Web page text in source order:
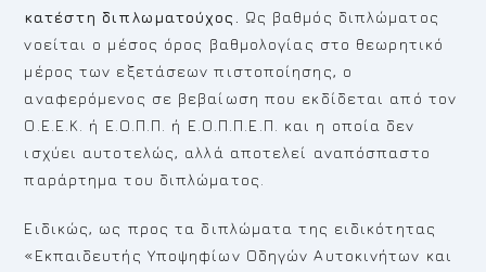
κατέστη διπλωματούχος.
Ως βαθμός διπλώματος
νοείται ο μέσος όρος βαθμολογίας στο θεωρητικό
μέρος των εξετάσεων πιστοποίησης, ο
αναφερόμενος σε βεβαίωση που εκδίδεται από τον
Ο.Ε.Ε.Κ. ή Ε.Ο.Π.Π. ή Ε.Ο.Π.Π.Ε.Π. και η οποία δεν
ισχύει αυτοτελώς, αλλά αποτελεί αναπόσπαστο
παράρτημα του διπλώματος.
Ειδικώς, ως προς τα διπλώματα της ειδικότητας
«Εκπαιδευτής Υποψηφίων Οδηγών Αυτοκινήτων και